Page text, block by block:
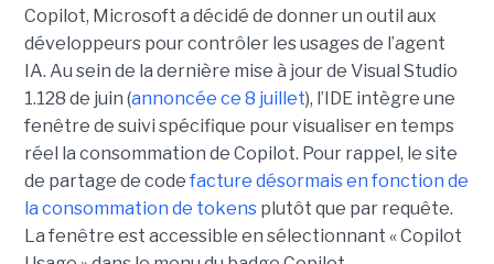
Copilot, Microsoft a décidé de donner un outil aux
développeurs pour contrôler les usages de l’agent
IA. Au sein de la dernière mise à jour de Visual Studio
1.128 de juin (annoncée ce 8 juillet), l’IDE intègre une
fenêtre de suivi spécifique pour visualiser en temps
réel la consommation de Copilot. Pour rappel, le site
de partage de code facture désormais en fonction de
la consommation de tokens plutôt que par requête.
La fenêtre est accessible en sélectionnant « Copilot